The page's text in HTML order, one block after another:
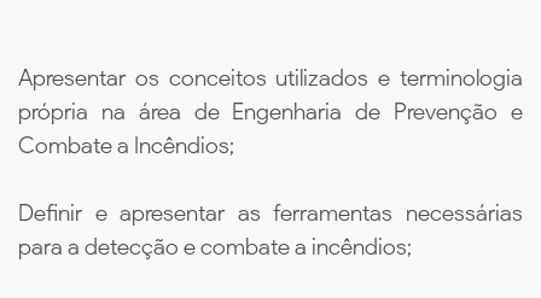
Apresentar os conceitos utilizados e terminologia
própria na área de Engenharia de Prevenção e
Combate a Incêndios;
Definir e apresentar as ferramentas necessárias
para a detecção e combate a incêndios;